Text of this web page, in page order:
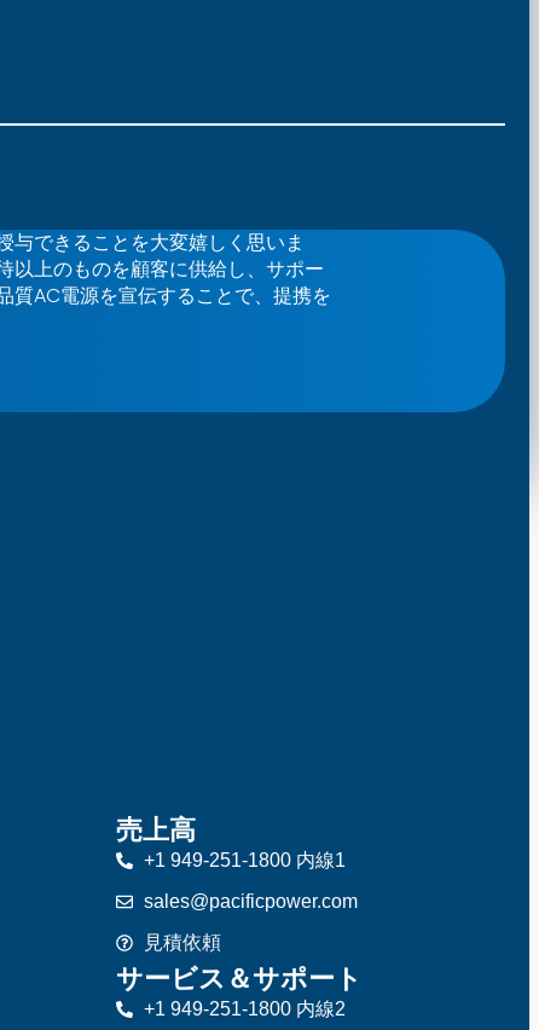
与できることを大変嬉しく思いま
以上のものを顧客に供給し、サポー
質AC電源を宣伝することで、提携を
売上高
+1 949-251-1800 内線1
sales@pacificpower.com
見積依頼
サービス＆サポート
+1 949-251-1800 内線2